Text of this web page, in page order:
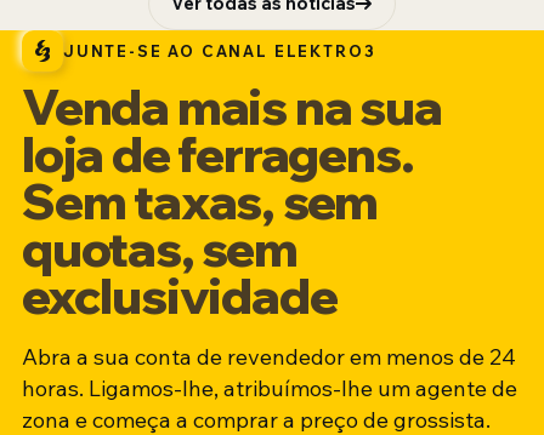
JUNTE-SE AO CANAL ELEKTRO3
Venda mais na sua
loja de ferragens.
Sem taxas, sem
quotas, sem
exclusividade
Abra a sua conta de revendedor em menos de 24
horas. Ligamos-lhe, atribuímos-lhe um agente de
zona e começa a comprar a preço de grossista.